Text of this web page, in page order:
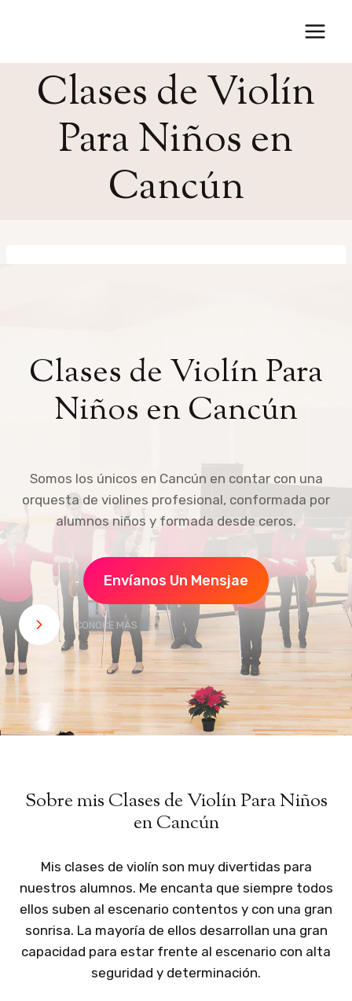
Clases de Violín
Para Niños en
Cancún
Clases de Violín Para
Niños en Cancún
Somos los únicos en Cancún en contar con una
orquesta de violines profesional, conformada por
alumnos niños y formada desde ceros.
Envíanos Un Mensjae
CONOCE MÁS
Sobre mis Clases de Violín Para Niños
en Cancún
Mis clases de violín son muy divertidas para
nuestros alumnos. Me encanta que siempre todos
ellos suben al escenario contentos y con una gran
sonrisa. La mayoría de ellos desarrollan una gran
capacidad para estar frente al escenario con alta
seguridad y determinación.